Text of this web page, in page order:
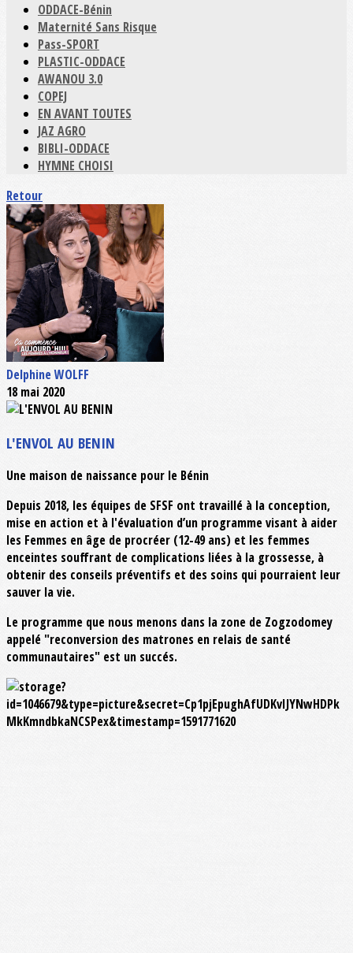
ODDACE-Bénin
Maternité Sans Risque
Pass-SPORT
PLASTIC-ODDACE
AWANOU 3.0
COPEJ
EN AVANT TOUTES
JAZ AGRO
BIBLI-ODDACE
HYMNE CHOISI
Retour
Delphine WOLFF
18 mai 2020
L'ENVOL AU BENIN
Une maison de naissance pour le Bénin
Depuis 2018, les équipes de SFSF ont travaillé à la conception,
mise en action et à l'évaluation d’un programme visant à aider
les Femmes en âge de procréer (12-49 ans) et les femmes
enceintes souffrant de complications liées à la grossesse, à
obtenir des conseils préventifs et des soins qui pourraient leur
sauver la vie.
Le programme que nous menons dans la zone de Zogzodomey
appelé "reconversion des matrones en relais de santé
communautaires" est un succés.